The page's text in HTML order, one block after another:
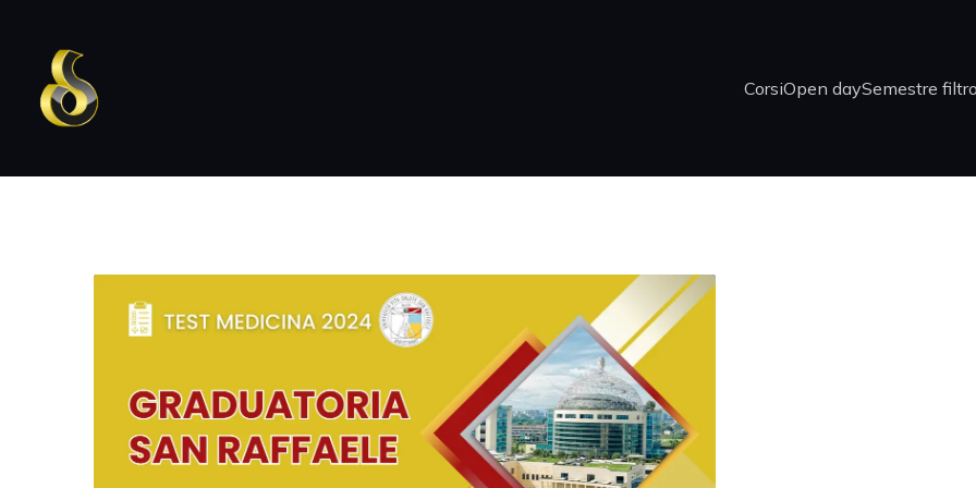
CorsiOpen daySemestre